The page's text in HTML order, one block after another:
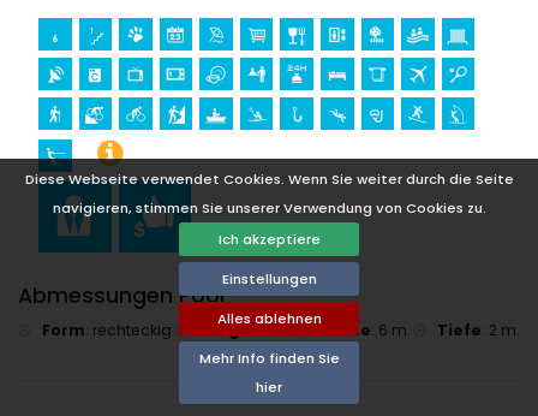
Diese Webseite verwendet Cookies. Wenn Sie weiter durch die Seite
navigieren, stimmen Sie unserer Verwendung von Cookies zu.
Ich akzeptiere
Einstellungen
Alles ablehnen
Mehr Info finden Sie
hier
Tennis, Wandern und Mountainbiken (innerhalb von 5
Kilometern von der Wohnung)
Golf (Javea Golf Club und Jávea) (innerhalb von 10
Kilometern von der Wohnung)
Abmessungen Pool
Form: rechteckig Länge :12 m. Breite: 6 m. Tiefe: 2 m.